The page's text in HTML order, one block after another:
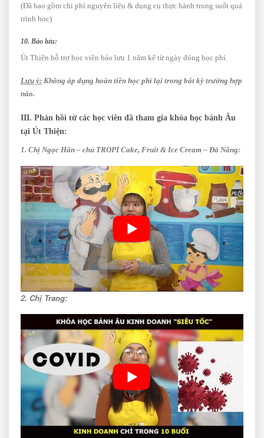
(Đã bao gồm chi phí nguyên liệu & dụng cụ thực hành trong suốt quá
trình học)
10. Bảo lưu:
Út Thiện hỗ trợ học viên bảo lưu 1 năm kể từ ngày đóng học phí.
Lưu ý:Không áp dụng hoàn tiền học phí lại trong bất kỳ trường hợp
nào.
III. Phản hồi từ các học viên đã tham gia khóa học bánh Âu
tại Út Thiện:
1. Chị Ngọc Hân – chủ TROPI Cake, Fruit & Ice Cream – Đà Nẵng:
2. Chị Trang: